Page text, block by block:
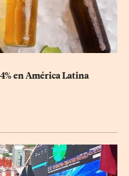
en América Latina